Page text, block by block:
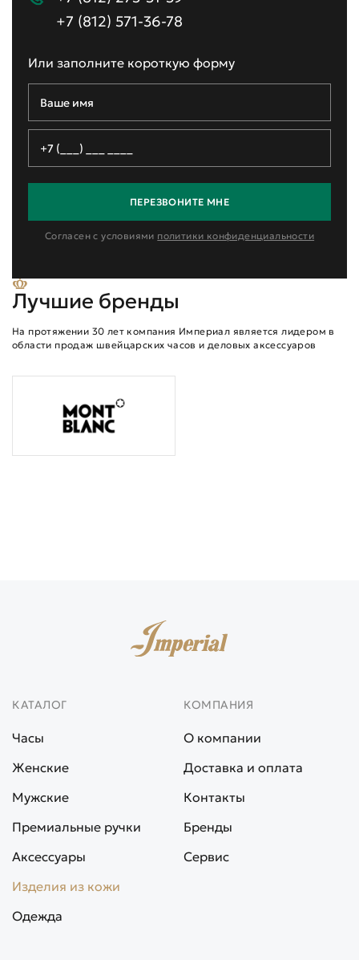
+7 (812) 571-36-78
Или заполните короткую форму
ПЕРЕЗВОНИТЕ МНЕ
Согласен с условиями политики конфиденциальности
Лучшие бренды
На протяжении 30 лет компания Империал является лидером в
области продаж швейцарских часов и деловых аксессуаров
КАТАЛОГ
Часы
Женские
Мужские
Премиальные ручки
Аксессуары
Изделия из кожи
Одежда
КОМПАНИЯ
О компании
Доставка и оплата
Контакты
Бренды
Сервис